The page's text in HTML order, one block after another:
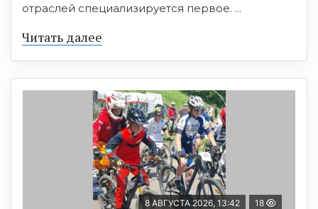
отраслей специализируется первое. ...
Читать далее
8 АВГУСТА 2026, 13:42 18